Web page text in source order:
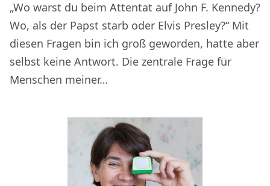
„Wo warst du beim Attentat auf John F. Kennedy?
Wo, als der Papst starb oder Elvis Presley?“ Mit
diesen Fragen bin ich groß geworden, hatte aber
selbst keine Antwort. Die zentrale Frage für
Menschen meiner…